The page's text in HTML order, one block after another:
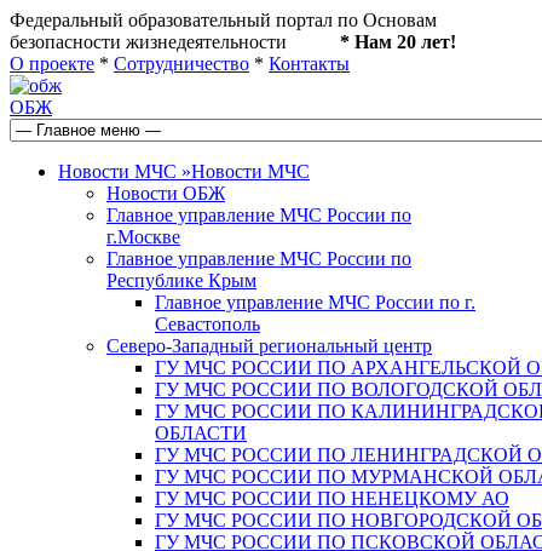
Федеральный образовательный портал по Основам
безопасности жизнедеятельности * Нам 20 лет!
О проекте * Сотрудничество * Контакты
ОБЖ
Новости МЧС »Новости МЧС
Новости ОБЖ
Главное управление МЧС России по
г.Москве
Главное управление МЧС России по
Республике Крым
Главное управление МЧС России по г.
Севастополь
Северо-Западный региональный центр
ГУ МЧС РОССИИ ПО АРХАНГЕЛЬСКОЙ
ГУ МЧС РОССИИ ПО ВОЛОГОДСКОЙ
ГУ МЧС РОССИИ ПО
ОБЛАСТИ
ГУ МЧС РОССИИ ПО ЛЕНИНГРАДСКОЙ
ГУ МЧС РОССИИ ПО МУРМАНСКОЙ
ГУ МЧС РОССИИ ПО НЕНЕЦКОМУ АО
ГУ МЧС РОССИИ ПО НОВГОРОДСКОЙ
ГУ МЧС РОССИИ ПО ПСКОВСКОЙ